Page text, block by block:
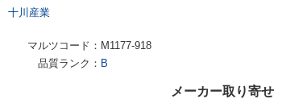
十川産業
マルツコード： M1177-918
品質ランク： B
メーカー取り寄せ